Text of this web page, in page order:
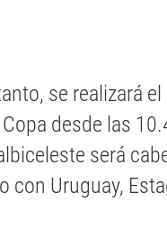
se realizará
desde las
será
con Uruguay,